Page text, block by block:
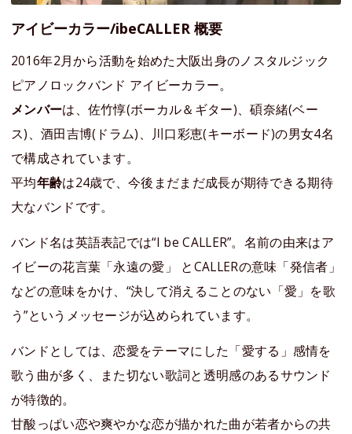
アイビーカラー/ibeCALLER 概要
2016年2月から活動を始めた大阪出身のノスタルジック
ピアノロックバンド アイビーカラー。
メンバーは、佐竹惇(ボーカル＆ギター)、碩奈緒(ベー
ス)、酒田吉博(ドラム)、川口彩恵(キーボード)の男女4名
で構成されています。
平均年齢は24歳で、今後まだまだ成長が期待できる期待
大なバンドです。
バンド名は英語表記では“I be CALLER”。名前の由来はア
イビーの花言葉「永遠の愛」 とCALLERの意味「発信者」
などの意味をかけ、“決して消えることのない「愛」を歌
う”というメッセージが込められています。
バンドとしては、恋愛をテーマにした「愛する」感情を
歌う曲が多く、また切ない歌詞と透明感のあるサウンド
が特徴的。
甘酸っぱい恋や爽やかな恋が描かれた曲が若者からの共